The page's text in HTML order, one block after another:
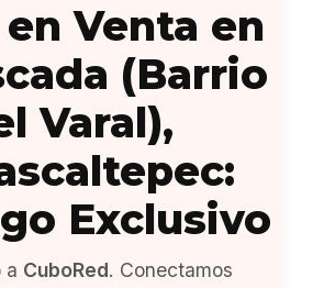
en Venta en
(Barrio
Varal),
Exclusivo
a CuboRed. Conectamos